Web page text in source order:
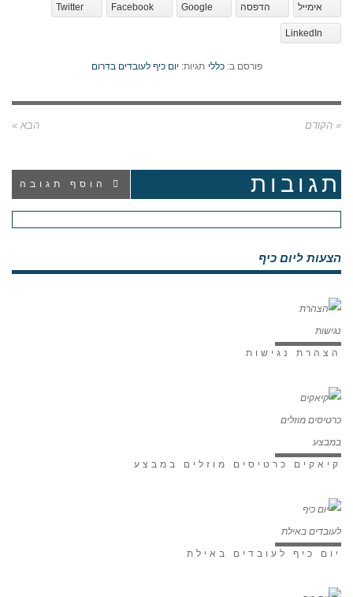
אימייל הדפסה Google
Facebook
Twitter
LinkedIn
פורסם ב:כללי תגיות: יום כיף לעובדים בדרום
« הקודם הבא »
תגובות הוסף תגובה
הצעות ליום כיף
הצהרת נגישות
קיאקים כרטיסים מוזלים במבצע
יום כיף לעובדים באילת